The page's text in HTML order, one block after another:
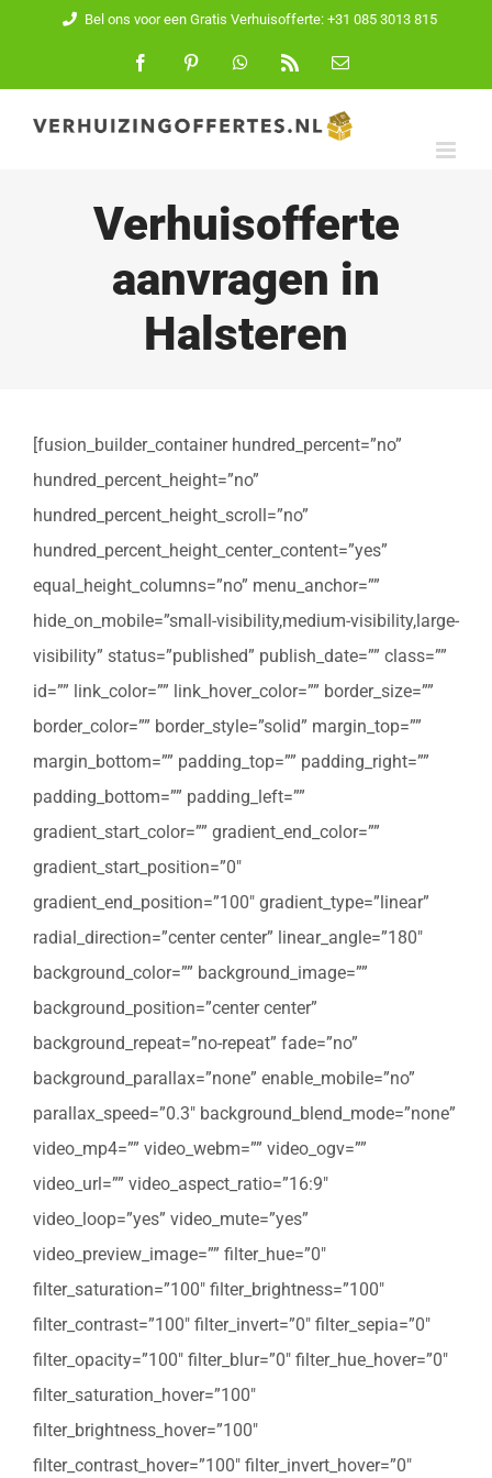
inhoud
Bel ons voor een Gratis Verhuisofferte: +31 085 3013 815
FacebookPinterest WhatsApp
E-
Verhuisofferte
aanvragen in
Halsteren
[fusion_builder_container hundred_percent=”no”
hundred_percent_height=”no”
hundred_percent_height_scroll=”no”
hundred_percent_height_center_content=”yes”
equal_height_columns=”no” menu_anchor=””
hide_on_mobile=”small-visibility,medium-visibility,large-
visibility” status=”published” publish_date=”” class=””
id=”” link_color=”” link_hover_color=”” border_size=””
border_color=”” border_style=”solid” margin_top=””
margin_bottom=”” padding_top=”” padding_right=””
padding_bottom=”” padding_left=””
gradient_start_color=”” gradient_end_color=””
gradient_start_position=”0″
gradient_end_position=”100″ gradient_type=”linear”
radial_direction=”center center” linear_angle=”180″
background_color=”” background_image=””
background_position=”center center”
background_repeat=”no-repeat” fade=”no”
background_parallax=”none” enable_mobile=”no”
parallax_speed=”0.3″ background_blend_mode=”none”
video_mp4=”” video_webm=”” video_ogv=””
video_url=”” video_aspect_ratio=”16:9″
video_loop=”yes” video_mute=”yes”
video_preview_image=”” filter_hue=”0″
filter_saturation=”100″ filter_brightness=”100″
filter_contrast=”100″ filter_invert=”0″ filter_sepia=”0″
filter_opacity=”100″ filter_blur=”0″ filter_hue_hover=”0″
filter_saturation_hover=”100″
filter_brightness_hover=”100″
filter_contrast_hover=”100″ filter_invert_hover=”0″